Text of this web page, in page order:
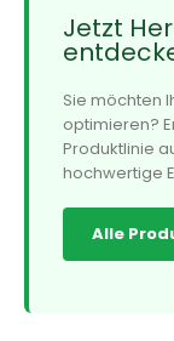
Jetzt
Sie möchten
optimieren?
Produktlinie
hochwertige
Alle